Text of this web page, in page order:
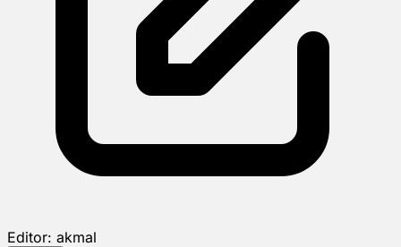
Editor: akmal